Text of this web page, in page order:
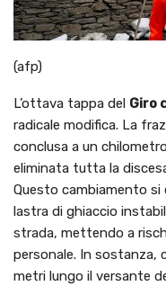
(afp)
L’ottava tappa del Giro
radicale modifica. La
conclusa a un
eliminata tutta la
Questo cambiamento si
lastra di ghiaccio
strada, mettendo a
personale. In sostanza,
metri lungo il versante